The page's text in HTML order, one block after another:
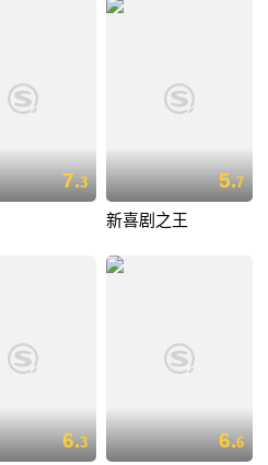
7.3 5.7
新喜剧之王
6.3 6.6